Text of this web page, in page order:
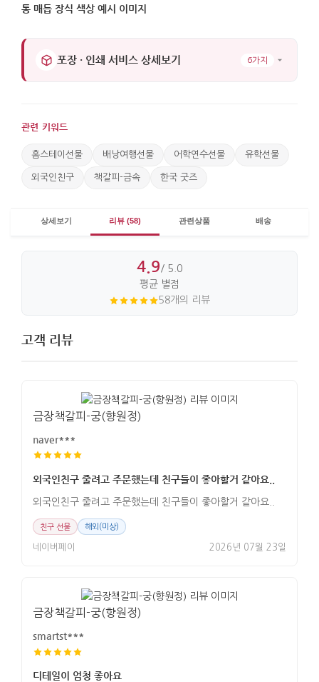
포장 · 인쇄 서비스 상세보기 6가지
관련 키워드
홈스테이선물 배낭여행선물 어학연수선물 유학선물
외국인친구 책갈피-금속 한국 굿즈
상세보기 리뷰 (58) 관련상품 배송
4.9/ 5.0
평균 별점
58개의 리뷰
고객 리뷰
금장책갈피-궁(향원정)
naver***
외국인친구 줄려고 주문했는데 친구들이 좋아할거 같아요..
외국인친구 줄려고 주문했는데 친구들이 좋아할거 같아요..
친구 선물 해외(미상)
네이버페이 2026년 07월 23일
금장책갈피-궁(향원정)
smartst***
디테일이 엄청 좋아요